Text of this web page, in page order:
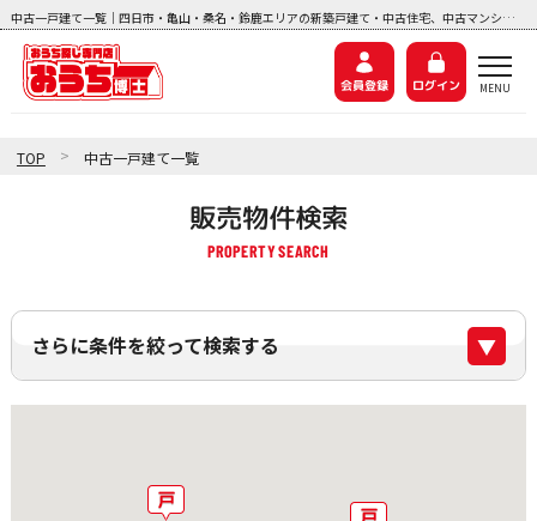
中古一戸建て一覧｜四日市・亀山・桑名・鈴鹿エリアの新築戸建て・中古住宅、中古マンション、土地探しなら『おうち博士ナビ』
会員登録 ログイン
TOP > 中古一戸建て一覧
販売物件検索
さらに条件を絞って検索する